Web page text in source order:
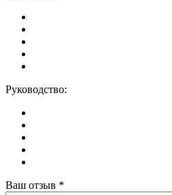
Руководство:
Ваш отзыв *